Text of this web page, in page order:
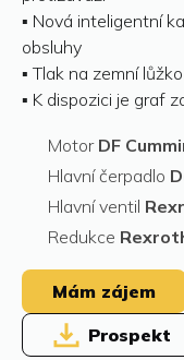
▪ Nová inteligentní
obsluhy
▪ Tlak na zemní
▪ K dispozici je graf
Motor DF
Hlavní čerpadlo
Hlavní ventil
Redukce
Mám zájem
Prospekt